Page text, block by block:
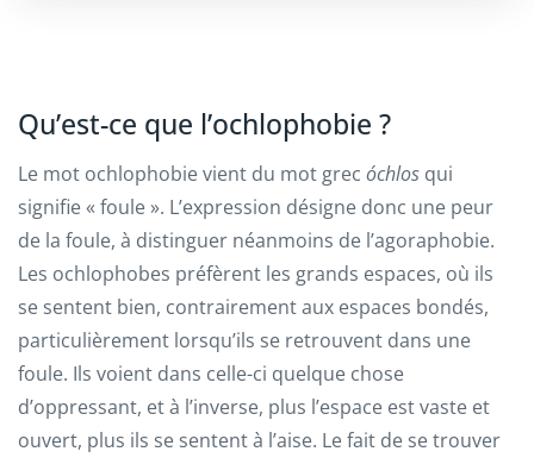
Qu’est-ce que l’ochlophobie ?
Le mot ochlophobie vient du mot grec óchlos qui
signifie « foule ». L’expression désigne donc une peur
de la foule, à distinguer néanmoins de l’agoraphobie.
Les ochlophobes préfèrent les grands espaces, où ils
se sentent bien, contrairement aux espaces bondés,
particulièrement lorsqu’ils se retrouvent dans une
foule. Ils voient dans celle-ci quelque chose
d’oppressant, et à l’inverse, plus l’espace est vaste et
ouvert, plus ils se sentent à l’aise. Le fait de se trouver